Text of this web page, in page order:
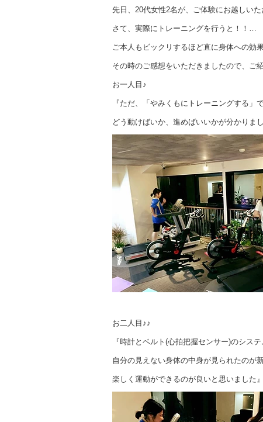
先日、20代女性2名が、ご体験にお越しいた
さて、実際にトレーニングを行うと！！…
ご本人もビックリするほど直に身体への効
その時のご感想をいただきましたので、ご
お一人目♪
『ただ、「やみくもにトレーニングする」
どう動けばいか、進めばいいかが分かりま
お二人目♪♪
『時計とベルト(心拍把握センサー)のシス
自分の見えない身体の中身が見られたのが新
楽しく運動ができるのが良いと思いました』